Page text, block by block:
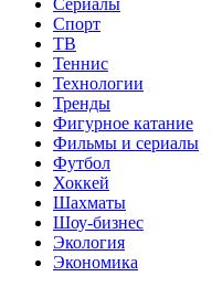
Спорт
ТВ
Теннис
Технологии
Тренды
Фигурное катание
Фильмы и сериалы
Футбол
Хоккей
Шахматы
Шоу-бизнес
Экология
Экономика